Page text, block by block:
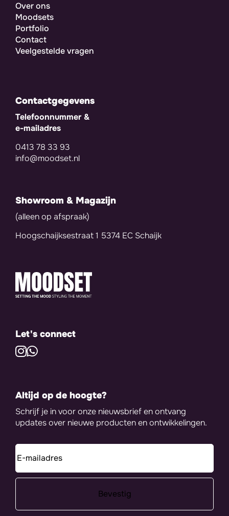
Over ons
Moodsets
Portfolio
Contact
Veelgestelde vragen
Contactgegevens
Telefoonnummer &
e-mailadres
0413 78 33 93
info@moodset.nl
Showroom & Magazijn
(alleen op afspraak)
Hoogschaijksestraat 1 5374 EC Schaijk
Let's connect
Altijd op de hoogte?
Schrijf je in voor onze nieuwsbrief en ontvang
updates over nieuwe producten en ontwikkelingen.